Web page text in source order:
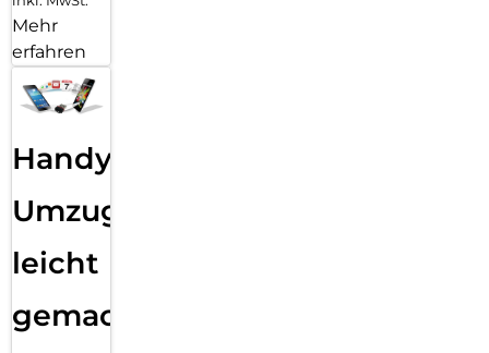
Mehr
erfahren
Handy
Umzug
leicht
gemacht!